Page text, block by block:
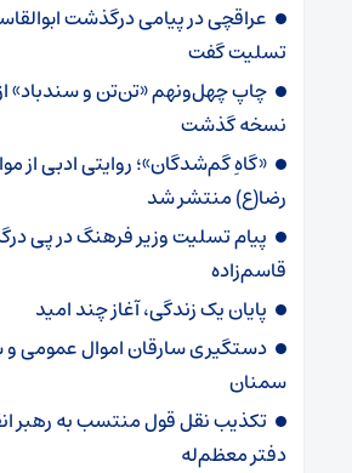
عراقچی در پیامی درگذشت
تسلیت گفت
نسخه گذشت
«گاهِ گم‌شدگان»؛ روایتی ادبی از
رضا(ع) منتشر شد
پیام تسلیت وزیر فرهنگ در پی
قاسم‌زاده
پایان یک زندگی، آغاز چند امید
دستگیری سارقان اموال عمومی
سمنان
تکذیب نقل قول منتسب به رهبر
دفتر معظم‌له